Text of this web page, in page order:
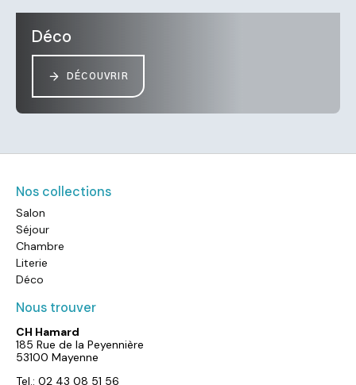
Déco
DÉCOUVRIR
Nos collections
Salon
Séjour
Chambre
Literie
Déco
Nous trouver
CH Hamard
185 Rue de la Peyennière
53100 Mayenne
Tel.: 02 43 08 51 56